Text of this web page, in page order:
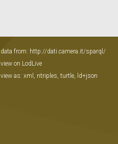
data from: http://dati.camera.it/sparql/
view on LodLive
view as: xml , ntriples, turtle, ld+json